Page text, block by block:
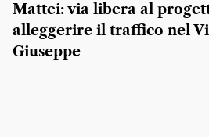
Mattei: via libera al
alleggerire il traffico nel
Giuseppe